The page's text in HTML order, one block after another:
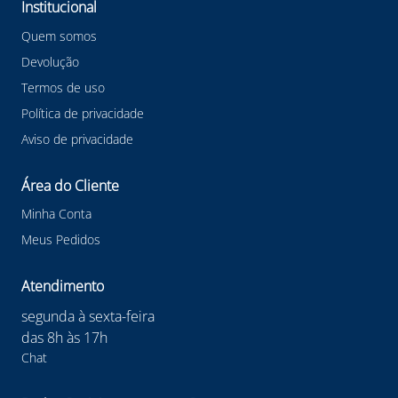
Institucional
Quem somos
Devolução
Termos de uso
Política de privacidade
Aviso de privacidade
Área do Cliente
Minha Conta
Meus Pedidos
Atendimento
segunda à sexta-feira
das 8h às 17h
Chat